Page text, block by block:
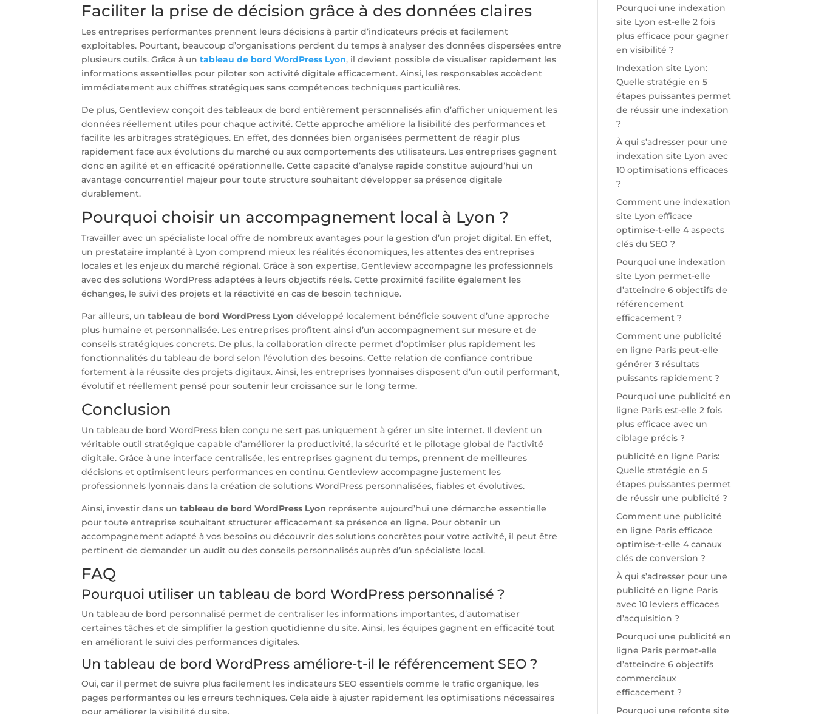
Faciliter la prise de décision grâce à des données claires
Les entreprises performantes prennent leurs décisions à partir d’indicateurs précis et facilement
exploitables. Pourtant, beaucoup d’organisations perdent du temps à analyser des données dispersées entre
plusieurs outils. Grâce à untableau de bord WordPress Lyon, il devient possible de visualiser rapidement les
informations essentielles pour piloter son activité digitale efficacement. Ainsi, les responsables accèdent
immédiatement aux chiffres stratégiques sans compétences techniques particulières.
De plus, Gentleview conçoit des tableaux de bord entièrement personnalisés afin d’afficher uniquement les
données réellement utiles pour chaque activité. Cette approche améliore la lisibilité des performances et
facilite les arbitrages stratégiques. En effet, des données bien organisées permettent de réagir plus
rapidement face aux évolutions du marché ou aux comportements des utilisateurs. Les entreprises gagnent
donc en agilité et en efficacité opérationnelle. Cette capacité d’analyse rapide constitue aujourd’hui un
avantage concurrentiel majeur pour toute structure souhaitant développer sa présence digitale
durablement.
Pourquoi choisir un accompagnement local à Lyon ?
Travailler avec un spécialiste local offre de nombreux avantages pour la gestion d’un projet digital. En effet,
un prestataire implanté à Lyon comprend mieux les réalités économiques, les attentes des entreprises
locales et les enjeux du marché régional. Grâce à son expertise, Gentleview accompagne les professionnels
avec des solutions WordPress adaptées à leurs objectifs réels. Cette proximité facilite également les
échanges, le suivi des projets et la réactivité en cas de besoin technique.
Par ailleurs, untableau de bord WordPress Lyon développé localement bénéficie souvent d’une approche
plus humaine et personnalisée. Les entreprises profitent ainsi d’un accompagnement sur mesure et de
conseils stratégiques concrets. De plus, la collaboration directe permet d’optimiser plus rapidement les
fonctionnalités du tableau de bord selon l’évolution des besoins. Cette relation de confiance contribue
fortement à la réussite des projets digitaux. Ainsi, les entreprises lyonnaises disposent d’un outil performant,
évolutif et réellement pensé pour soutenir leur croissance sur le long terme.
Conclusion
Un tableau de bord WordPress bien conçu ne sert pas uniquement à gérer un site internet. Il devient un
véritable outil stratégique capable d’améliorer la productivité, la sécurité et le pilotage global de l’activité
digitale. Grâce à une interface centralisée, les entreprises gagnent du temps, prennent de meilleures
décisions et optimisent leurs performances en continu. Gentleview accompagne justement les
professionnels lyonnais dans la création de solutions WordPress personnalisées, fiables et évolutives.
Ainsi, investir dans untableau de bord WordPress Lyon représente aujourd’hui une démarche essentielle
pour toute entreprise souhaitant structurer efficacement sa présence en ligne. Pour obtenir un
accompagnement adapté à vos besoins ou découvrir des solutions concrètes pour votre activité, il peut être
pertinent de demander un audit ou des conseils personnalisés auprès d’un spécialiste local.
FAQ
Pourquoi utiliser un tableau de bord WordPress personnalisé ?
Un tableau de bord personnalisé permet de centraliser les informations importantes, d’automatiser
certaines tâches et de simplifier la gestion quotidienne du site. Ainsi, les équipes gagnent en efficacité tout
en améliorant le suivi des performances digitales.
Un tableau de bord WordPress améliore-t-il le référencement SEO ?
Oui, car il permet de suivre plus facilement les indicateurs SEO essentiels comme le trafic organique, les
pages performantes ou les erreurs techniques. Cela aide à ajuster rapidement les optimisations nécessaires
pour améliorer la visibilité du site.
Pourquoi une indexation
site Lyon est-elle 2 fois
plus efficace pour gagner
en visibilité ?
Indexation site Lyon:
Quelle stratégie en 5
étapes puissantes permet
de réussir une indexation
?
À qui s’adresser pour une
indexation site Lyon avec
10 optimisations efficaces
?
Comment une indexation
site Lyon efficace
optimise-t-elle 4 aspects
clés du SEO ?
Pourquoi une indexation
site Lyon permet-elle
d’atteindre 6 objectifs de
référencement
efficacement ?
Comment une publicité
en ligne Paris peut-elle
générer 3 résultats
puissants rapidement ?
Pourquoi une publicité en
ligne Paris est-elle 2 fois
plus efficace avec un
ciblage précis ?
publicité en ligne Paris:
Quelle stratégie en 5
étapes puissantes permet
de réussir une publicité ?
Comment une publicité
en ligne Paris efficace
optimise-t-elle 4 canaux
clés de conversion ?
À qui s’adresser pour une
publicité en ligne Paris
avec 10 leviers efficaces
d’acquisition ?
Pourquoi une publicité en
ligne Paris permet-elle
d’atteindre 6 objectifs
commerciaux
efficacement ?
Pourquoi une refonte site